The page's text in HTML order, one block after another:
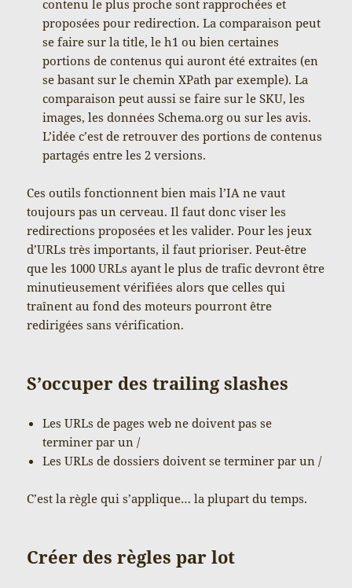
contenu le plus proche sont rapprochées et
proposées pour redirection. La comparaison peut
se faire sur la title, le h1 ou bien certaines
portions de contenus qui auront été extraites (en
se basant sur le chemin XPath par exemple). La
comparaison peut aussi se faire sur le SKU, les
images, les données Schema.org ou sur les avis.
L’idée c’est de retrouver des portions de contenus
partagés entre les 2 versions.
Ces outils fonctionnent bien mais l’IA ne vaut
toujours pas un cerveau. Il faut donc viser les
redirections proposées et les valider. Pour les jeux
d’URLs très importants, il faut prioriser. Peut-être
que les 1000 URLs ayant le plus de trafic devront être
minutieusement vérifiées alors que celles qui
traînent au fond des moteurs pourront être
redirigées sans vérification.
S’occuper des trailing slashes
Les URLs de pages web ne doivent pas se
terminer par un /
Les URLs de dossiers doivent se terminer par un /
C’est la règle qui s’applique… la plupart du temps.
Créer des règles par lot